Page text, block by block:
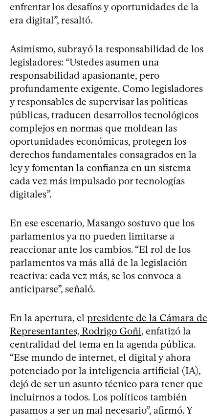
enfrentar los desafíos y oportunidades de la
era digital”, resaltó.
Asimismo, subrayó la responsabilidad de los
legisladores: “Ustedes asumen una
responsabilidad apasionante, pero
profundamente exigente. Como legisladores
y responsables de supervisar las políticas
públicas, traducen desarrollos tecnológicos
complejos en normas que moldean las
oportunidades económicas, protegen los
derechos fundamentales consagrados en la
ley y fomentan la confianza en un sistema
cada vez más impulsado por tecnologías
digitales”.
En ese escenario, Masango sostuvo que los
parlamentos ya no pueden limitarse a
reaccionar ante los cambios. “El rol de los
parlamentos va más allá de la legislación
reactiva: cada vez más, se los convoca a
anticiparse”, señaló.
En la apertura, el presidente de la Cámara de
Representantes, Rodrigo Goñi, enfatizó la
centralidad del tema en la agenda pública.
“Ese mundo de internet, el digital y ahora
potenciado por la inteligencia artificial (IA),
dejó de ser un asunto técnico para tener que
incluirnos a todos. Los políticos también
pasamos a ser un mal necesario”, afirmó. Y